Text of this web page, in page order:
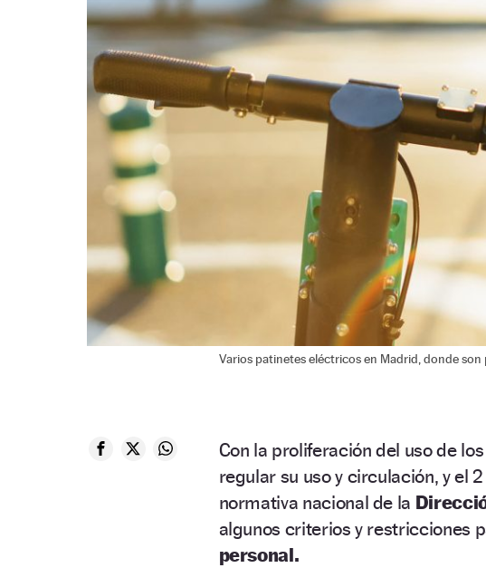
Varios patinetes eléctricos en Madrid, donde
Con la proliferación del uso de los
regular su uso y circulación, y el
normativa nacional de la
algunos criterios y restricciones
personal.